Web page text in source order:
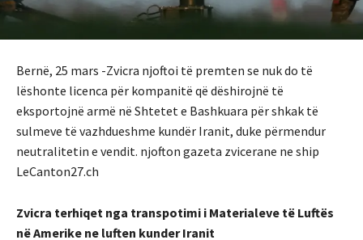
Bernë, 25 mars -Zvicra njoftoi të premten se nuk do të
lëshonte licenca për kompanitë që dëshirojnë të
eksportojnë armë në Shtetet e Bashkuara për shkak të
sulmeve të vazhdueshme kundër Iranit, duke përmendur
neutralitetin e vendit. njofton gazeta zvicerane ne ship
LeCanton27.ch
Zvicra terhiqet nga transpotimi i Materialeve të Luftës
në Amerike ne luften kunder Iranit